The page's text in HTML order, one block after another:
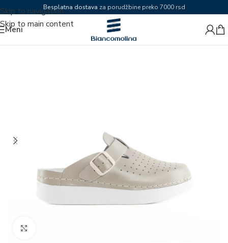
Skip to navigation
Skip to main content
Besplatna dostava za porudžbine preko 7000 rsd
Meni